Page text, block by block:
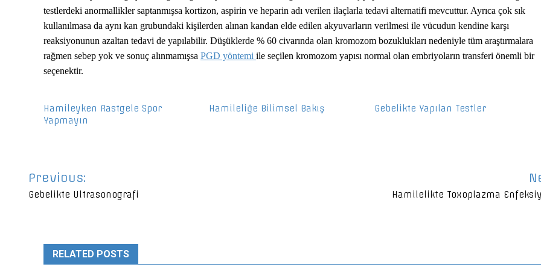
testlerdeki anormallikler saptanmışsa kortizon, aspirin ve heparin adı verilen ilaçlarla tedavi alternatifi mevcuttur. Ayrıca çok sık
kullanılmasa da aynı kan grubundaki kişilerden alınan kandan elde edilen akyuvarların verilmesi ile vücudun kendine karşı
reaksiyonunun azaltan tedavi de yapılabilir. Düşüklerde % 60 civarında olan kromozom bozuklukları nedeniyle tüm araştırmalara
rağmen sebep yok ve sonuç alınmamışsa PGD yöntemi ile seçilen kromozom yapısı normal olan embriyoların transferi önemli bir
seçenektir.
Hamileyken Rastgele Spor
Yapmayın
Hamileliğe Bilimsel Bakış Gebelikte Yapılan Testler
Yazı
gezinmesi
Previous:
Gebelikte Ultrasonografi Hamilelikte Toxoplazma
RELATED POSTS